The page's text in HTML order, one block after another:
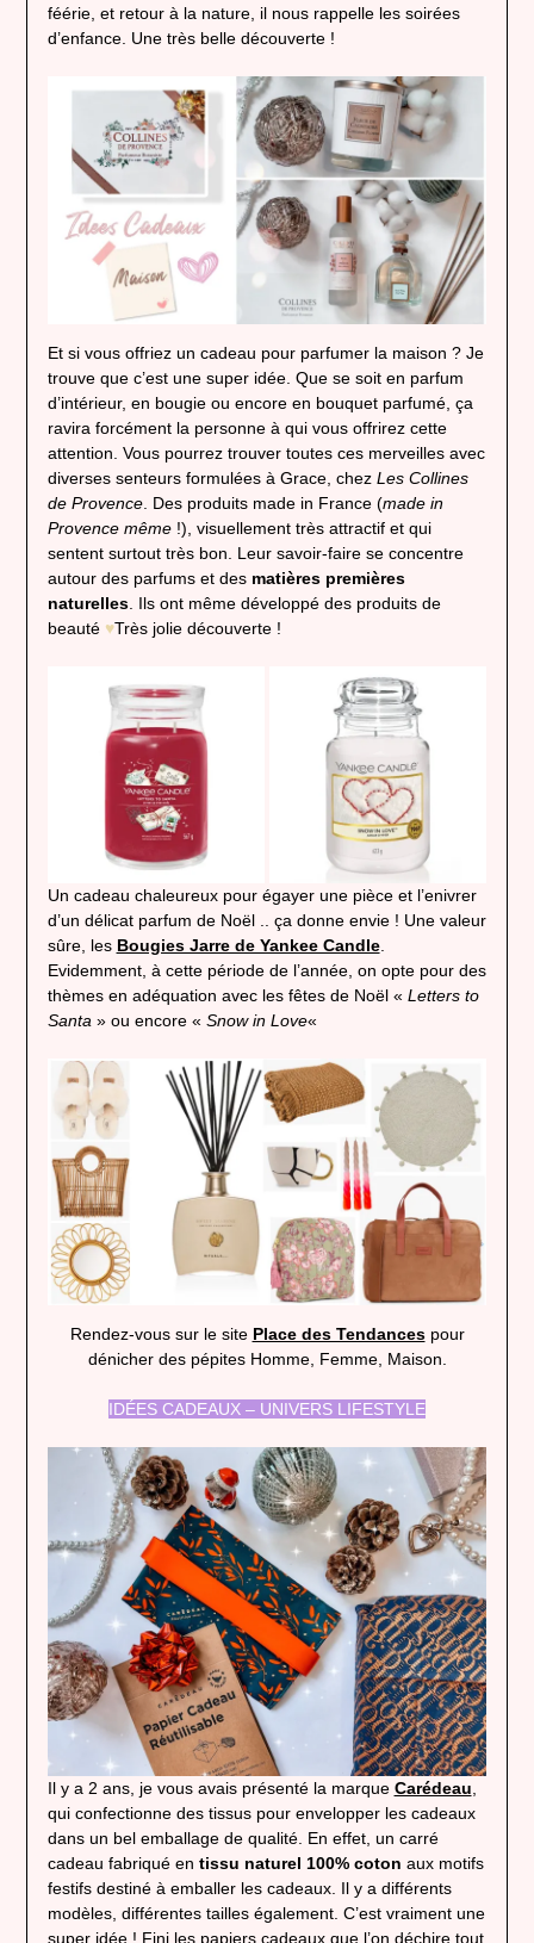
féérie, et retour à la nature, il nous rappelle les soirées
d’enfance. Une très belle découverte !
Et si vous offriez un cadeau pour parfumer la maison ? Je
trouve que c’est une super idée. Que se soit en parfum
d’intérieur, en bougie ou encore en bouquet parfumé, ça
ravira forcément la personne à qui vous offrirez cette
attention. Vous pourrez trouver toutes ces merveilles avec
diverses senteurs formulées à Grace, chez Les Collines
de Provence. Des produits made in France (made in
Provence même !), visuellement très attractif et qui
sentent surtout très bon. Leur savoir-faire se concentre
autour des parfums et des matières premières
naturelles. Ils ont même développé des produits de
beauté ♥Très jolie découverte !
Un cadeau chaleureux pour égayer une pièce et l’enivrer
d’un délicat parfum de Noël .. ça donne envie ! Une valeur
sûre, les Bougies Jarre de Yankee Candle.
Evidemment, à cette période de l’année, on opte pour des
thèmes en adéquation avec les fêtes de Noël « Letters to
Santa » ou encore « Snow in Love«
Rendez-vous sur le site Place des Tendancespour
dénicher des pépites Homme, Femme, Maison.
IDÉES CADEAUX – UNIVERS LIFESTYLE
Il y a 2 ans, je vous avais présenté la marque Carédeau,
qui confectionne des tissus pour envelopper les cadeaux
dans un bel emballage de qualité. En effet, un carré
cadeau fabriqué en tissu naturel 100% coton aux motifs
festifs destiné à emballer les cadeaux. Il y a différents
modèles, différentes tailles également. C’est vraiment une
super idée ! Fini les papiers cadeaux que l’on déchire tout